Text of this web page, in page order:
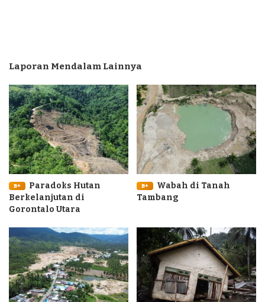
Laporan Mendalam Lainnya
B+
Paradoks Hutan
Berkelanjutan di
Gorontalo Utara
B+
Wabah di Tanah
Tambang